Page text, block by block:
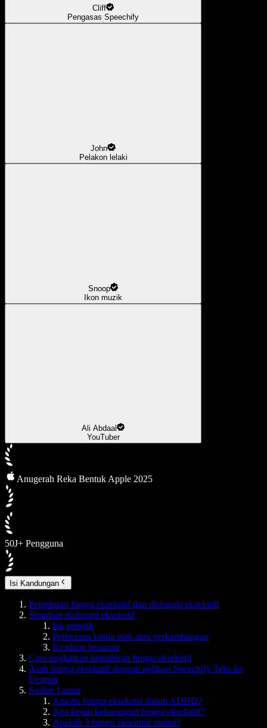
Cliff
Pengasas Speechify
John
Pelakon lelaki
Snoop
Ikon muzik
Ali Abdaal
YouTuber
Anugerah Reka Bentuk Apple 2025
50J+ Pengguna
Isi Kandungan
Penjelasan fungsi eksekutif dan disfungsi eksekutif
Simptom disfungsi eksekutif
Isu genetik
Perbezaan kimia otak atau perkembangan
Keadaan bersama
Cara tingkatkan kemahiran fungsi eksekutif
Asah fungsi eksekutif dengan aplikasi Speechify Teks ke
Ucapan
Soalan Lazim
Apa itu fungsi eksekutif dalam ADHD?
Apa kesan kekurangan fungsi eksekutif?
Apakah 3 fungsi eksekutif utama?